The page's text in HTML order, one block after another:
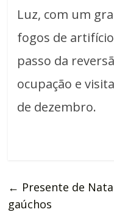
Luz, com um
fogos de
passo da
ocupação e
de dezembro.
← Presente de
gaúchos